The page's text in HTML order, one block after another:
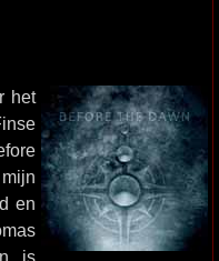
het
en
is